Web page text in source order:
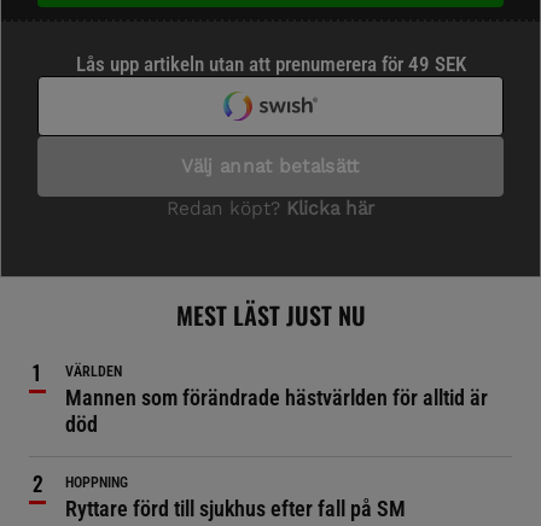
MEST LÄST JUST NU
VÄRLDEN
Mannen som förändrade hästvärlden för alltid är
död
HOPPNING
Ryttare förd till sjukhus efter fall på SM